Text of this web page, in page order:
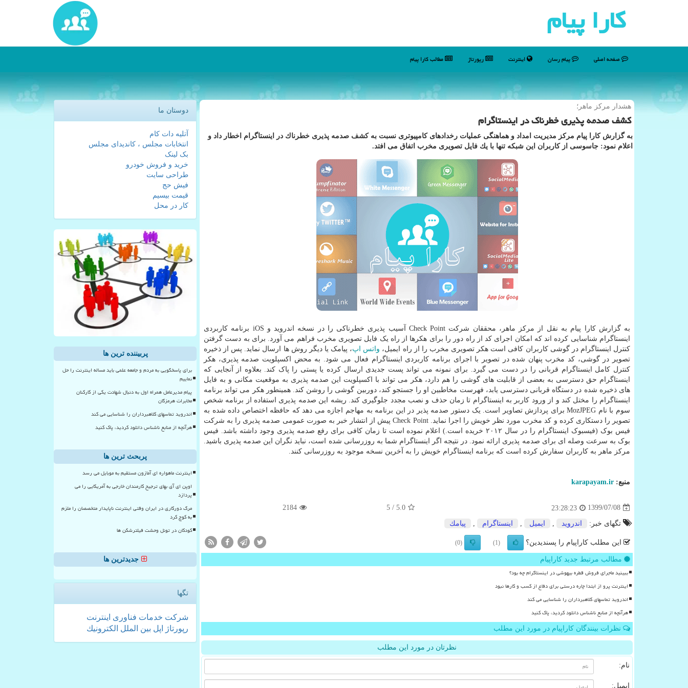
كارا پیام
صفحه اصلی پیام رسان اینترنت رپورتاژ مطالب كارا پیام
هشدار مركز ماهر؛
كشف صدمه پذیری خطرناك در اینستاگرام
به گزارش كارا پیام مركز مدیریت امداد و هماهنگی عملیات رخدادهای كامپیوتری نسبت به كشف صدمه پذیری خطرناك در اینستاگرام اخطار داد و
اعلام نمود: جاسوسی از كاربران این شبكه تنها با یك فایل تصویری مخرب اتفاق می افتد.
به گزارش کارا پیام به نقل از مرکز ماهر، محققان شرکت Check Point ‫آسیب پذیری خطرناکی را در نسخه اندروید و iOS برنامه کاربردی
اینستاگرام شناسایی کرده اند که امکان اجرای کد از راه دور را برای هکرها از راه یک فایل تصویری مخرب فراهم می آورد. برای به دست گرفتن
کنترل اینستاگرام در گوشی کاربران کافی است هکر تصویری مخرب را از راه ایمیل، واتس اپ، پیامک یا دیگر روش ها ارسال نماید. پس از ذخیره
تصویر در گوشی، کد مخرب پنهان شده در تصویر با اجرای برنامه کاربردی اینستاگرام فعال می شود. به محض اکسپلویت صدمه پذیری، هکر
کنترل کامل اینستاگرام قربانی را در دست می گیرد. برای نمونه می تواند پست جدیدی ارسال کرده یا پستی را پاک کند. بعلاوه از آنجایی که
اینستاگرام حق دسترسی به بعضی از قابلیت های گوشی را هم دارد، هکر می تواند با اکسپلویت این صدمه پذیری به موقعیت مکانی و به فایل
های ذخیره شده در دستگاه قربانی دسترسی یابد، فهرست مخاطبین او را جستجو کند، دوربین گوشی را روشن کند. همینطور هکر می تواند برنامه
اینستاگرام را مختل کند و از ورود کاربر به اینستاگرام تا زمان حذف و نصب مجدد جلوگیری کند. ریشه این صدمه پذیری استفاده از برنامه شخص
سوم با نام MozJPEG برای پردازش تصاویر است. یک دستور صدمه پذیر در این برنامه به مهاجم اجازه می دهد که حافظه اختصاص داده شده به
تصویر را دستکاری کرده و کد مخرب مورد نظر خویش را اجرا نماید. Check Point پیش از انتشار خبر به صورت عمومی صدمه پذیری را به شرکت
فیس بوک (فیسبوک اینستاگرام را در سال ۲۰۱۲ خریده است.) اعلام نموده است تا زمان کافی برای رفع صدمه پذیری وجود داشته باشد. فیس
بوک به سرعت وصله ای برای صدمه پذیری ارائه نمود. در نتیجه اگر اینستاگرام شما به روزرسانی شده است، نباید نگران این صدمه پذیری باشید.
مرکز ماهر به کاربران سفارش کرده است که برنامه اینستاگرام خویش را به آخرین نسخه موجود به روزرسانی کنند.
منبع: karapayam.ir
1399/07/08
23:28:23
5.0
/ 5
2184
تگهای خبر: اندروید ایمیل اینستاگرام پیامك
این مطلب کاراپیام را پسندیدین؟ (1)
(0)
مطالب مرتبط جدید کاراپیام
ببینید ماجرای فروش قطره بیهوشی در اینستاگرام چه بود؟
اینترنت پرو از ابتدا چاره درستی برای دفاع از کسب و کارها نبود
اندروید تماسهای کلاهبرداران را شناسایی می کند
هرآنچه از منابع ناشناس دانلود کردید، پاک کنید
نظرات بینندگان کاراپیام در مورد این مطلب
نظرتان در مورد این مطلب
نام:
ایمیل:
دوستان ما
آتلیه دات کام
انتخابات مجلس ، کاندیدای مجلس
بک لینک
خرید و فروش خودرو
طراحی سایت
فیش حج
قیمت بیسیم
کار در محل
پربیننده ترین ها
برای پاسخگویی به مردم و جامعه علمی باید مساله اینترنت را حل
نماییم
پیام مدیرعامل همراه اول به دنبال شهادت یکی از کارکنان
مخابرات هرمزگان
اندروید تماسهای کلاهبرداران را شناسایی می کند
هرآنچه از منابع ناشناس دانلود کردید، پاک کنید
پربحث ترین ها
اینترنت ماهواره ای آمازون مستقیم به موبایل می رسد
اوپن ای آی بهای ترجیح کارمندان خارجی به آمریکایی را می
پردازد
مرگ دورکاری در ایران وقتی اینترنت ناپایدار متخصصان را ملزم
به کوچ کرد
کودکان در تونل وحشت فیلترشکن ها
جدیدترین ها
تگها
شركت خدمات فناوری اینترنت
رپورتاژ
اپل بین الملل الكترونیك